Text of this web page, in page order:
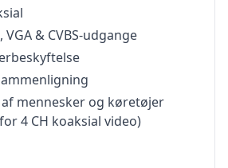
VGA & CVBS-udgange
af mennesker og køretøjer
4 CH koaksial video)